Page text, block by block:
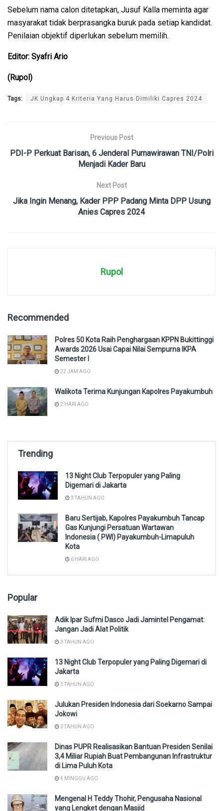
Sebelum nama calon ditetapkan, Jusuf Kalla meminta agar
masyarakat tidak berprasangka buruk pada setiap kandidat.
Penilaian objektif diperlukan sebelum memilih.
Editor: Syafri Ario
(Rupol)
Tags: JK Ungkap 4 Kriteria Yang Harus Dimiliki Capres 2024
Previous Post
PDI-P Perkuat Barisan, 6 Jenderal Purnawirawan TNI/Polri
Menjadi Kader Baru
Next Post
Jika Ingin Menang, Kader PPP Padang Minta DPP Usung
Anies Capres 2024
Rupol
Recommended
Polres 50 Kota Raih Penghargaan KPPN Bukittinggi
Awards 2026 Usai Capai Nilai Sempurna IKPA
Semester I
22 JAM AGO
Walikota Terima Kunjungan Kapolres Payakumbuh
2 HARI AGO
Trending
13 Night Club Terpopuler yang Paling
Digemari di Jakarta
3 TAHUN AGO
Baru Sertijab, Kapolres Payakumbuh Tancap
Gas Kunjungi Persatuan Wartawan
Indonesia ( PWI) Payakumbuh-Limapuluh
Kota
6 HARI AGO
Popular
Adik Ipar Sufmi Dasco Jadi Jamintel Pengamat:
Jangan Jadi Alat Politik
3 TAHUN AGO
13 Night Club Terpopuler yang Paling Digemari di
Jakarta
3 TAHUN AGO
Julukan Presiden Indonesia dari Soekarno Sampai
Jokowi
3 TAHUN AGO
Dinas PUPR Realisasikan Bantuan Presiden Senilai
3,4 Miliar Rupiah Buat Pembangunan Infrastruktur
di Lima Puluh Kota
4 MINGGU AGO
Mengenal H Teddy Thohir, Pengusaha Nasional
yang Lengket dengan Masjid